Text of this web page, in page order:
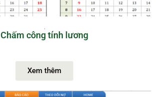
Chấm công tính lương
Xem thêm